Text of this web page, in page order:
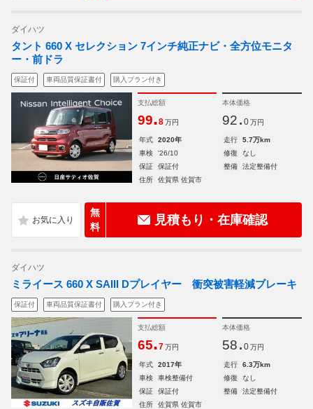
ダイハツ
タント 660 X セレクション 7インチ純正ナビ・全方位モニタ
ー・前ドラ
保証付 車両品質保証書付 購入プラン付き
支払総額
99.8 万円
本体価格
92. 0 万円
年式 2020年 走行
5.7万km
車検
'26/10 修復
なし
保証
保証付 整備
法定整備付
住所
佐賀県 佐賀市
無
料
見積もり・在庫確認
ダイハツ
ミライース 660 X SAIII Dプレイヤー 衝突被害軽減ブレーキ
保証付 車両品質保証書付 購入プラン付き
支払総額
65.7 万円
本体価格
58. 0 万円
年式 2017年 走行
6.3万km
車検
車検整備付 修復
なし
保証
保証付 整備
法定整備付
住所
佐賀県 佐賀市